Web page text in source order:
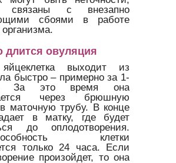
связаны с внезапно
сбоями в работе
длится овуляция
выходит из
быстро – примерно за 1-
За это время она
через брюшную
маточную трубу. В конце
в матку, где будет
до оплодотворения.
клетки
только 24 часа. Если
произойдет, то она